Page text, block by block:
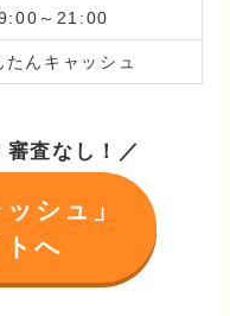
～21:00
たんキャッシュ
査なし！／
シュ」
へ